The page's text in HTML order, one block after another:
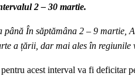
2 – 30 martie.
până În săptămâna 2 – 9
a țării, dar mai ales în regiunile
acest interval va fi deficitar